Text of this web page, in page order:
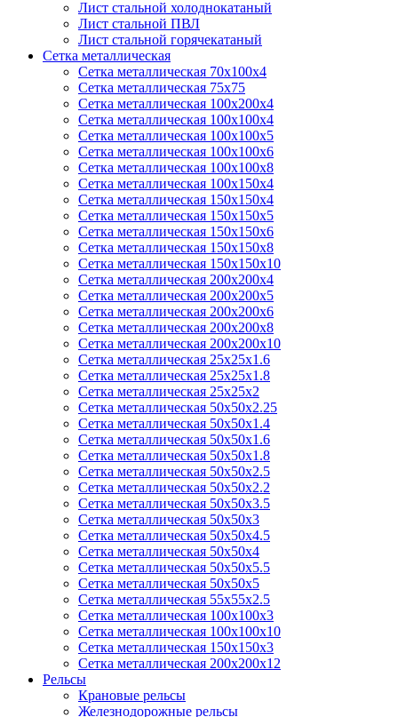
Лист стальной холоднокатаный
Лист стальной ПВЛ
Лист стальной горячекатаный
Сетка металлическая
Сетка металлическая 70х100х4
Сетка металлическая 75х75
Сетка металлическая 100х200х4
Сетка металлическая 100х100х4
Сетка металлическая 100х100х5
Сетка металлическая 100х100х6
Сетка металлическая 100х100х8
Сетка металлическая 100х150х4
Сетка металлическая 150х150х4
Сетка металлическая 150х150х5
Сетка металлическая 150х150х6
Сетка металлическая 150х150х8
Сетка металлическая 150х150х10
Сетка металлическая 200х200х4
Сетка металлическая 200х200х5
Сетка металлическая 200х200x6
Сетка металлическая 200х200х8
Сетка металлическая 200х200х10
Сетка металлическая 25х25х1.6
Сетка металлическая 25х25х1.8
Сетка металлическая 25х25х2
Сетка металлическая 50х50х2.25
Сетка металлическая 50х50х1.4
Сетка металлическая 50х50х1.6
Сетка металлическая 50х50х1.8
Сетка металлическая 50х50х2.5
Сетка металлическая 50х50х2.2
Сетка металлическая 50х50х3.5
Сетка металлическая 50х50х3
Сетка металлическая 50х50х4.5
Сетка металлическая 50х50х4
Сетка металлическая 50х50х5.5
Сетка металлическая 50х50х5
Сетка металлическая 55х55х2.5
Сетка металлическая 100х100х3
Сетка металлическая 100х100х10
Сетка металлическая 150х150х3
Сетка металлическая 200х200х12
Рельсы
Крановые рельсы
Железнодорожные рельсы